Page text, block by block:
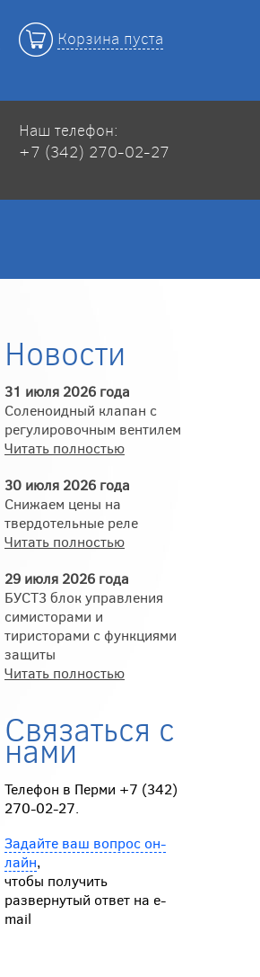
Корзина пуста
Наш телефон:
+7 (342) 270-02-27
Новости
31 июля 2026 года
Соленоидный клапан с
регулировочным вентилем
Читать полностью
30 июля 2026 года
Снижаем цены на
твердотельные реле
Читать полностью
29 июля 2026 года
БУСТ3 блок управления
симисторами и
тиристорами с функциями
защиты
Читать полностью
Связаться с
нами
Телефон в Перми +7 (342)
270-02-27.
Задайте ваш вопрос он-
лайн,
чтобы получить
развернутый ответ на e-
mail